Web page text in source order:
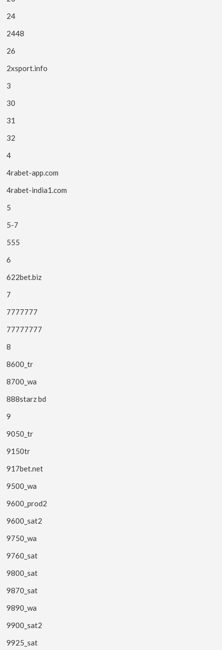
24
2448
26
2xsport.info
3
30
31
32
4
4rabet-app.com
4rabet-india1.com
5
5-7
555
6
622bet.biz
7
7777777
77777777
8
8600_tr
8700_wa
888starz bd
9
9050_tr
9150tr
917bet.net
9500_wa
9600_prod2
9600_sat2
9750_wa
9760_sat
9800_sat
9870_sat
9890_wa
9900_sat2
9925_sat